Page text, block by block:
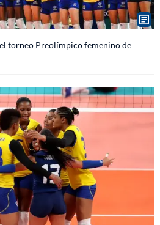
torneo Preolímpico femenino de